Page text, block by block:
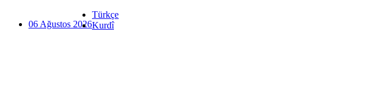
06 Ağustos 2026
Türkçe
Kurdî